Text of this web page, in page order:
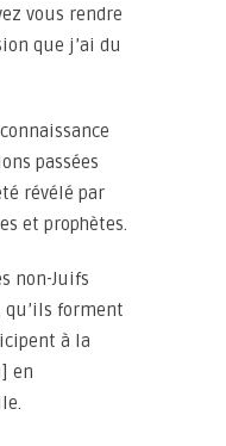
vous rendre
que j’ai du
passées
révélé par
et prophètes.
non-Juifs
qu’ils forment
à la
en